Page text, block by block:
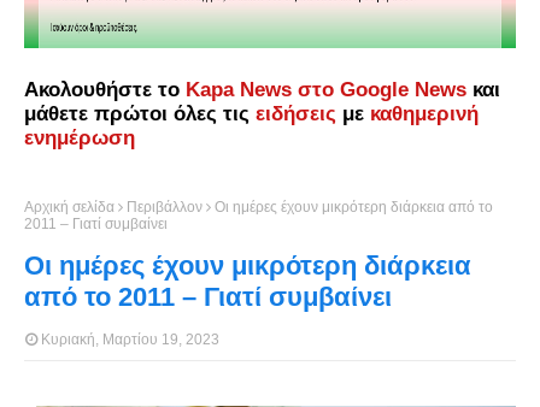
Ακολουθήστε το Kapa News στο Google News και
μάθετε πρώτοι όλες τις ειδήσεις με καθημερινή
ενημέρωση
Αρχική σελίδα Περιβάλλον
Οι ημέρες έχουν μικρότερη διάρκεια από το
2011 – Γιατί συμβαίνει
Οι ημέρες έχουν μικρότερη διάρκεια
από το 2011 – Γιατί συμβαίνει
Κυριακή, Μαρτίου 19, 2023